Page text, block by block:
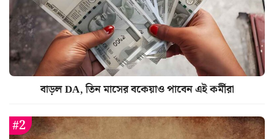
বাড়ল DA, তিন মাসের বকেয়াও পাবেন এই কর্মীরা